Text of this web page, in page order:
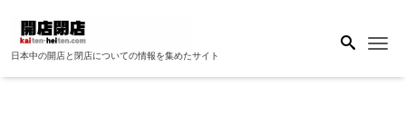
日本中の開店と閉店についての情報を集めたサイト